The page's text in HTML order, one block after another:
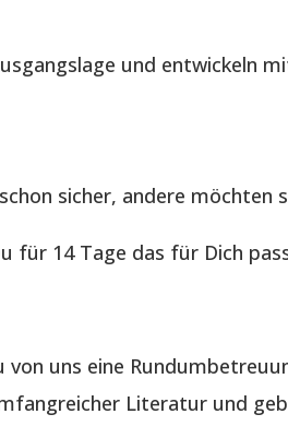
und entwickeln
sicher, andere möchten
für 14 Tage das für Dich
uns eine
Literatur und